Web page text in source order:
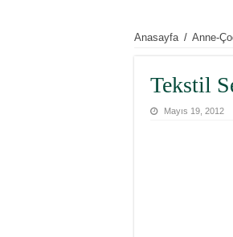
Anasayfa / Anne-
Tekstil
Mayıs 19, 2012